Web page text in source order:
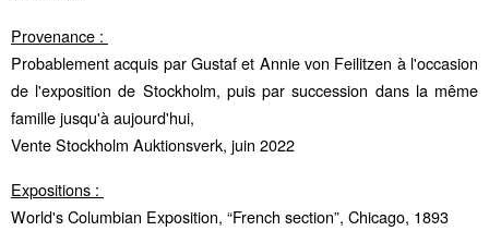
Provenance :
Probablement acquis par Gustaf et Annie von Feilitzen à l'occasion
de l'exposition de Stockholm, puis par succession dans la même
famille jusqu'à aujourd'hui,
Vente Stockholm Auktionsverk, juin 2022
Expositions :
World's Columbian Exposition, “French section”, Chicago, 1893